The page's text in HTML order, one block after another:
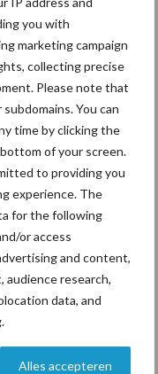
you with
marketing campaign
collecting precise
Please note that
You can
time by clicking the
of your screen.
to providing you
experience. The
for the following
or access
and content,
research,
data, and
Alles accepteren
hef
Fokkerij